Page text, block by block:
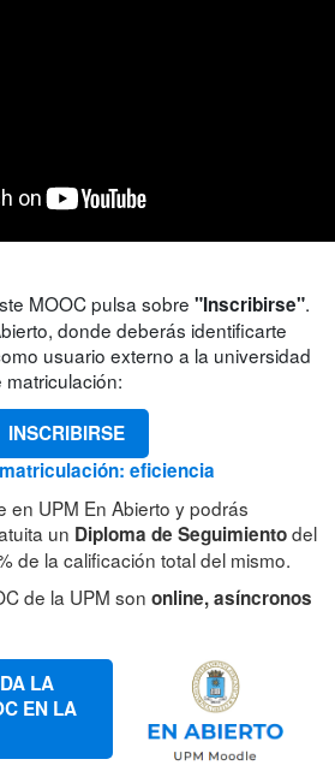
MOOC pulsa sobre "Inscribirse".
donde deberás identificarte
usuario externo a la universidad
INSCRIBIRSE
eficiencia
en UPM En Abierto y podrás
un Diploma de Seguimientodel
de la calificación total del mismo.
de la UPM son online, asíncronos
LA
EN LA